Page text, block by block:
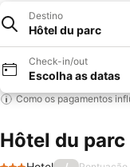
Destino
Hôtel du parc
Check-in/out
Escolha as datas
Como os pagamentos
Hôtel du parc